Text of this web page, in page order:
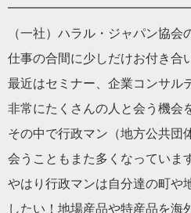
（一社）ハラル・ジャパン協会
仕事の合間に少しだけお付き合
最近はセミナー、企業コンサル
非常にたくさんの人と会う機会
その中で行政マン（地方公共団
会うこともまた多くなっていま
やはり行政マンは自分達の町や
したい！地場産品や特産品を海